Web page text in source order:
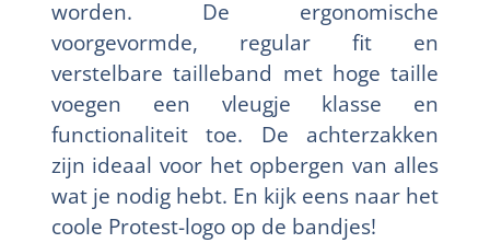
worden. De ergonomische
voorgevormde, regular fit en
verstelbare tailleband met hoge taille
voegen een vleugje klasse en
functionaliteit toe. De achterzakken
zijn ideaal voor het opbergen van alles
wat je nodig hebt. En kijk eens naar het
coole Protest-logo op de bandjes!